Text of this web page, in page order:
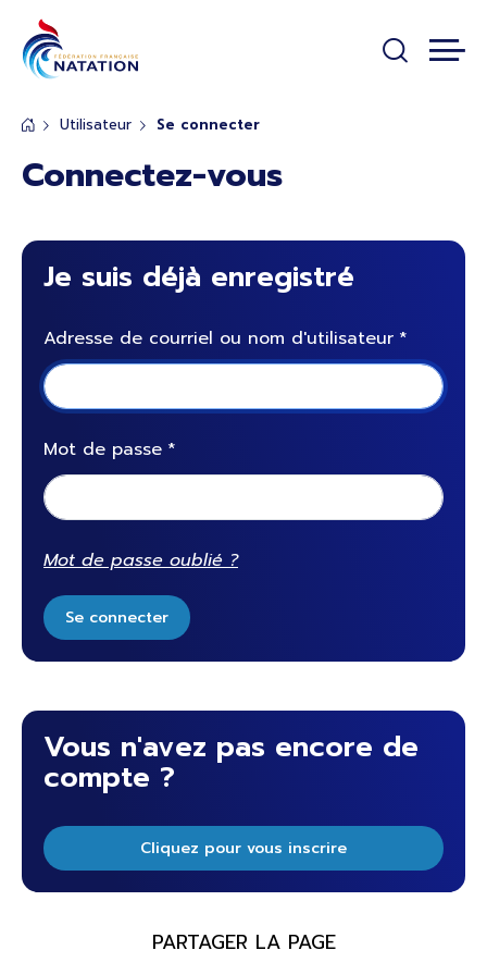
Utilisateur Se connecter
Connectez-vous
Je suis déjà enregistré
Adresse de courriel ou nom d'utilisateur
Mot de passe
Mot de passe oublié ?
Se connecter
Vous n'avez pas encore de
compte ?
Cliquez pour vous inscrire
PARTAGER LA PAGE
Panneau de gestion des cookies